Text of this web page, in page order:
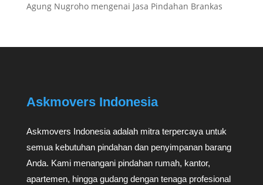
Agung Nugrohomengenai Jasa Pindahan Brankas
Askmovers Indonesia
Askmovers Indonesia adalah mitra terpercaya untuk
semua kebutuhan pindahan dan penyimpanan barang
Anda. Kami menangani pindahan rumah, kantor,
apartemen, hingga gudang dengan tenaga profesional